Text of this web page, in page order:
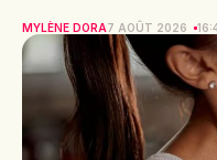
MYLÈNE DORA7 AOÛT 2026